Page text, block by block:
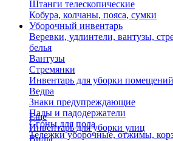
Штанги телескопические
Кобура, колчаны, пояса, сумки
Уборочный инвентарь
Веревки, удлинтели, вантузы,
белья
Вантузы
Стремянки
Инвентарь для уборки помещений
Ведра
Знаки предупреждающие
Пады и падодержатели
Сгоны для пола
Тележки уборочные, отжимы,
Еще
Инвентарь для уборки улиц
Вилы